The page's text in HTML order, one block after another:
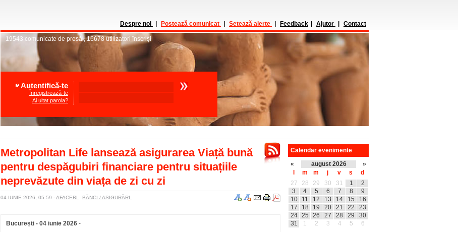
Despre noi Postează comunicat Setează alerte Feedback Ajutor Contact
19543 comunicate de presă,16678 utilizatori înscrişi
Autentifică-te
Înregistrează-te
Ai uitat parola?
Metropolitan Life lansează asigurarea Viață bună
pentru despăgubiri financiare pentru situațiile
neprevăzute din viața de zi cu zi
04 IUNIE 2026, 05.59 -AFACERI BĂNCI / ASIGURĂRI
București - 04 iunie 2026 -
Calendar evenimente
«
august 2026
»
m m j v s
d
27
28 29 30 31 1
2
3
4 5 6 7 8
9
10
11 12 13 14 15
16
17
18 19 20 21 22
23
24
25 26 27 28 29
30
31
1 2 3 4 5 6